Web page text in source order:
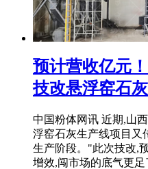
预计营收亿元
技改悬浮窑石
中国粉体网讯 近期,山
浮窑石灰生产线项目又
生产阶段。"此次技改,
增效,闯市场的底气更